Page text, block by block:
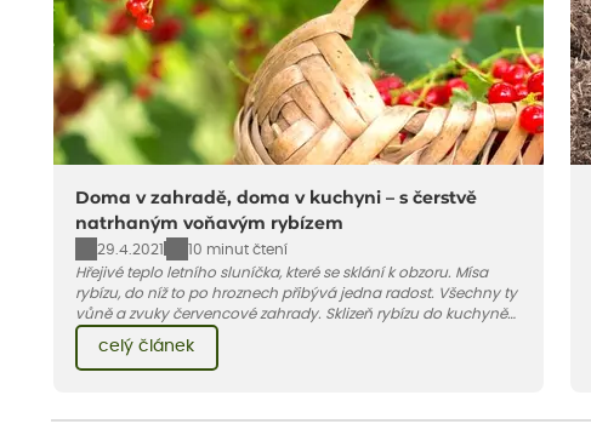
Doma v zahradě, doma v kuchyni – s čerstvě
natrhaným voňavým rybízem
29.4.2021
10 minut čtení
Hřejivé teplo letního sluníčka, které se sklání k obzoru. Mísa
rybízu, do níž to po hroznech přibývá jedna radost. Všechny ty
vůně a zvuky červencové zahrady. Sklizeň rybízu do kuchyně
vnese neuvěřitelný klid a radost. A taky trochu bezstarostnosti
dětství při mlsání babiččina drobenkového koláče s rybízem.
celý článek